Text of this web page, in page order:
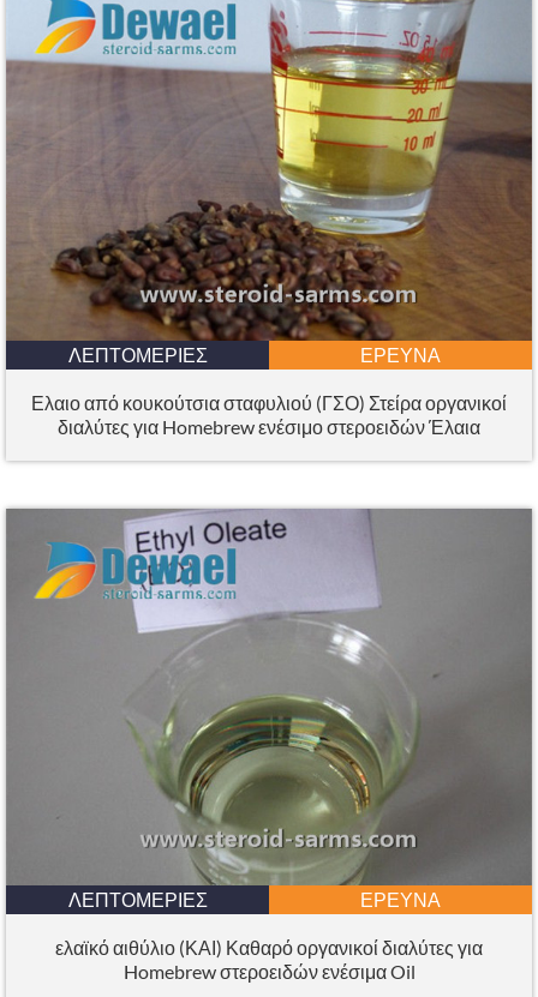
ΛΕΠΤΟΜΈΡΙΕΣ ΈΡΕΥΝΑ
Ελαιο από κουκούτσια σταφυλιού (ΓΣΟ) Στείρα οργανικοί
διαλύτες για Homebrew ενέσιμο στεροειδών Έλαια
ΛΕΠΤΟΜΈΡΙΕΣ ΈΡΕΥΝΑ
ελαϊκό αιθύλιο (ΚΑΙ) Καθαρό οργανικοί διαλύτες για
Homebrew στεροειδών ενέσιμα Oil